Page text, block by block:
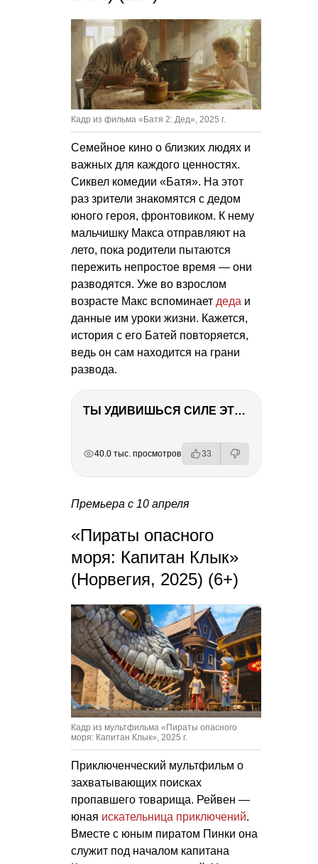
Кадр из фильма «Батя 2: Дед», 2025 г.
Семейное кино о близких людях и
важных для каждого ценностях.
Сиквел комедии «Батя». На этот
раз зрители знакомятся с дедом
юного героя, фронтовиком. К нему
мальчишку Макса отправляют на
лето, пока родители пытаются
пережить непростое время — они
разводятся. Уже во взрослом
возрасте Макс вспоминает деда и
данные им уроки жизни. Кажется,
история с его Батей повторяется,
ведь он сам находится на грани
развода.
ТЫ УДИВИШЬСЯ СИЛЕ ЭТО ЧЕЛОВЕКА! Блог о нашей поездке в Вышний Волочек
40.0 тыс. просмотров 33
Премьера с 10 апреля
«Пираты опасного
моря: Капитан Клык»
(Норвегия, 2025) (6+)
Кадр из мультфильма «Пираты опасного
моря: Капитан Клык», 2025 г.
Приключенческий мультфильм о
захватывающих поисках
пропавшего товарища. Рейвен —
юная искательница приключений.
Вместе с юным пиратом Пинки она
служит под началом капитана